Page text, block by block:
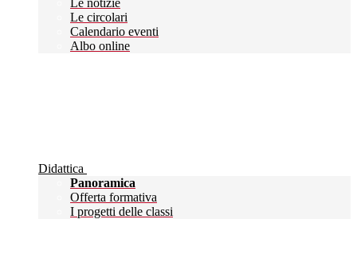
Le notizie
Le circolari
Calendario eventi
Albo online
Didattica
Panoramica
Offerta formativa
I progetti delle classi